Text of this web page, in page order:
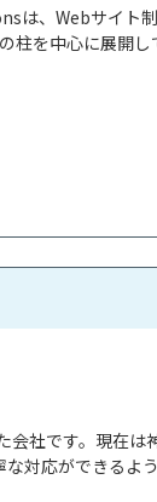
は、Webサイト
柱を中心に展開し
会社です。現在
対応ができるよう